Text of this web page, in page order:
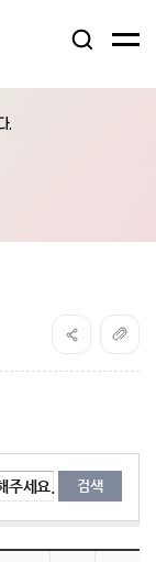
검
어
.
주세요.